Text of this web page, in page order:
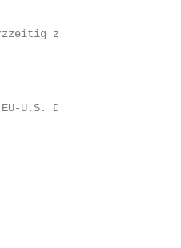
zur groben
U.S. Data Privacy